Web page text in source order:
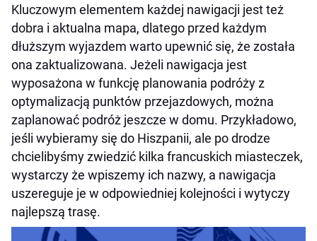
Kluczowym elementem każdej nawigacji jest też
dobra i aktualna mapa, dlatego przed każdym
dłuższym wyjazdem warto upewnić się, że została
ona zaktualizowana. Jeżeli nawigacja jest
wyposażona w funkcję planowania podróży z
optymalizacją punktów przejazdowych, można
zaplanować podróż jeszcze w domu. Przykładowo,
jeśli wybieramy się do Hiszpanii, ale po drodze
chcielibyśmy zwiedzić kilka francuskich miasteczek,
wystarczy że wpiszemy ich nazwy, a nawigacja
uszereguje je w odpowiedniej kolejności i wytyczy
najlepszą trasę.